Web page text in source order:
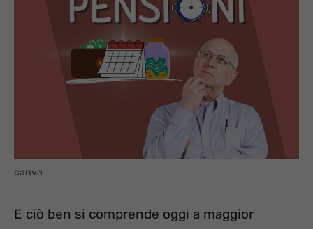
canva
E ciò ben si comprende oggi a maggior